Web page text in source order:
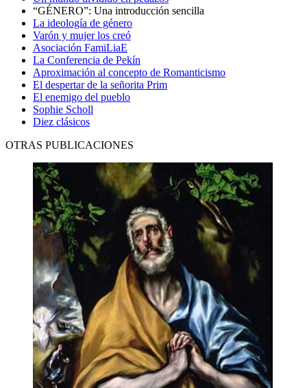
“GÉNERO”: Una introducción sencilla
La ideología de género
Varón y mujer los creó
Asociación FamiLiaE
La Conferencia de Pekín
Aproximación al concepto de Romanticismo
El despertar de la señorita Prim
El enemigo del pueblo
Sophie Scholl
Diez clásicos
OTRAS PUBLICACIONES